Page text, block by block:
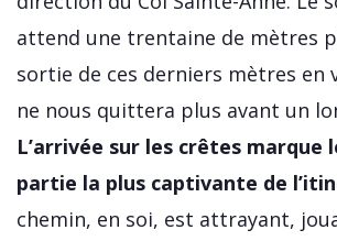
attend une trentaine de mètres
sortie de ces derniers mètres en
ne nous quittera plus avant un
L’arrivée sur les crêtes marque
partie la plus captivante de
chemin, en soi, est attrayant,